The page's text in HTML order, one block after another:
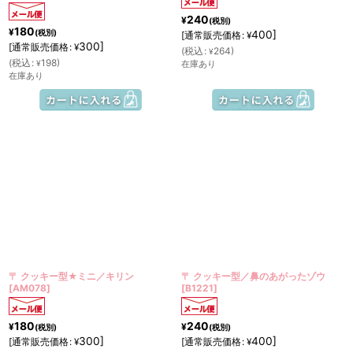
¥180(税別)
[通常販売価格: ¥300]
(税込 : ¥198)
在庫あり
¥240(税別)
[通常販売価格: ¥400]
(税込 : ¥264)
在庫あり
〒 クッキー型★ミニ／キリン
[AM078]
¥180(税別)
[通常販売価格: ¥300]
〒 クッキー型／鼻のあがったゾウ
[B1221]
¥240(税別)
[通常販売価格: ¥400]